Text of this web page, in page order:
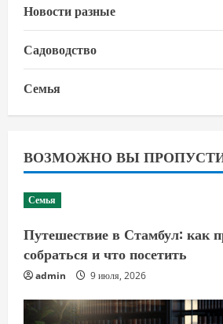
Новости разные
Садоводство
Семья
ВОЗМОЖНО ВЫ
Семья
Путешествие в Стамбул: как
собраться и что посетить
admin 9 июля, 2026